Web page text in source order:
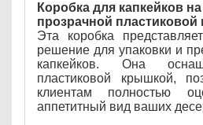
Коробка для капкейков
прозрачной
Эта коробка
решение для упаковки и
капкейков. Она
пластиковой крышкой,
клиентам полностью
аппетитный вид ваших